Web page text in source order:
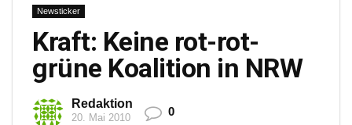
Newsticker
Kraft: Keine rot-rot-
grüne Koalition in NRW
Redaktion
20. Mai 2010 0